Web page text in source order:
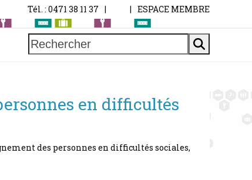
Tél. : 0471 38 11 37 | | ESPACE MEMBRE
Rechercher
en difficultés
des personnes en difficultés sociales,